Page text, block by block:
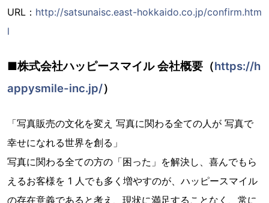
URL： http://satsunaisc.east-hokkaido.co.jp/confirm.htm
l
■株式会社ハッピースマイル 会社概要（https://h
appysmile-inc.jp/）
「写真販売の文化を変え 写真に関わる全ての人が 写真で
幸せになれる世界を創る」
写真に関わる全ての方の「困った」を解決し、喜んでもら
えるお客様を 1 人でも多く増やすのが、ハッピースマイル
の存在意義であると考え、現状に満足することなく、常に